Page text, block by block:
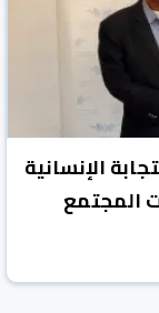
الإنسانية
المجتمع